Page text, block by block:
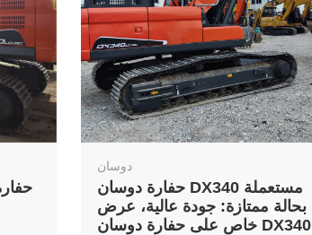
دوسان
حفارة دوسان DX340 مستعملة
بحالة ممتازة: جودة عالية، عرض
خاص على حفارة دوسان DX340